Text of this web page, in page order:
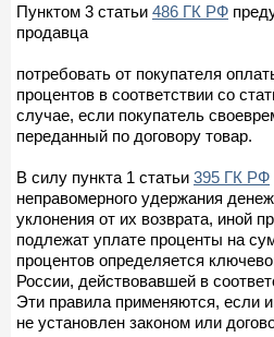
Пунктом 3 статьи 486 ГК РФ
продавца
потребовать от покупателя
процентов в соответствии со
случае, если покупатель
переданный по договору товар.
В силу пункта 1 статьи 395 ГК РФ
неправомерного удержания
уклонения от их возврата, иной
подлежат уплате проценты на
процентов определяется
России, действовавшей в
Эти правила применяются, если
не установлен законом или